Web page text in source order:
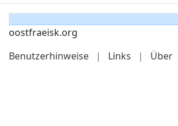
oostfraeisk.org
Benutzerhinweise
| Links | Über